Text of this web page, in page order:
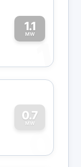
1.1
MW
1
0.7
MW
0